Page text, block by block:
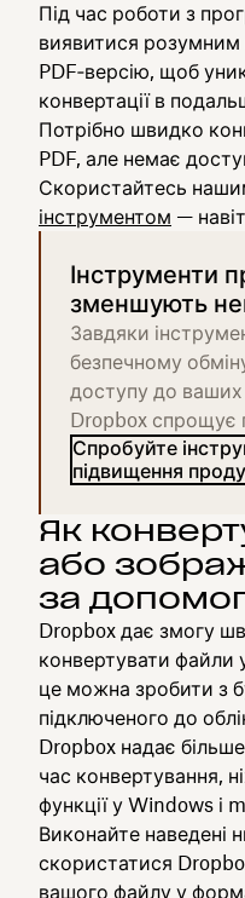
Під час роботи з
виявитися розумним
PDF‑версію, щоб
конвертації в
Потрібно швидко
PDF, але немає
Скористайтесь
інструментом —
Інструменти
зменшують
Завдяки
безпечному
доступу до
Dropbox спрощує
Спробуйте
підвищення
Як
або
за
Dropbox дає змогу
конвертувати файли
це можна зробити з
підключеного до
Dropbox надає
час конвертування,
функції у Windows і
Виконайте наведені
скористатися
вашого файлу у